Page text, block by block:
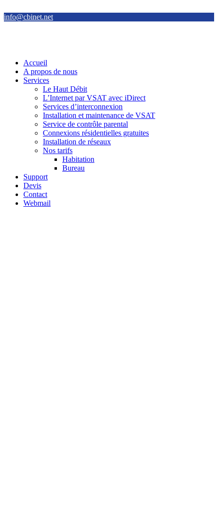
info@cbinet.net
Accueil
A propos de nous
Services
Le Haut Débit
L’Internet par VSAT avec iDirect
Services d’interconnexion
Installation et maintenance de VSAT
Service de contrôle parental
Connexions résidentielles gratuites
Installation de réseaux
Nos tarifs
Habitation
Bureau
Support
Devis
Contact
Webmail